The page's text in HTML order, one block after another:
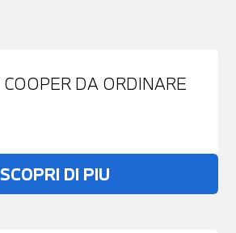
COOPER DA ORDINARE
SCOPRI DI PIU